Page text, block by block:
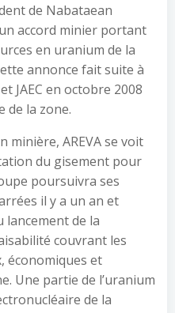
de Nabataean
accord minier portant
en uranium de la
annonce fait suite à
JAEC en octobre 2008
de la zone.
minière, AREVA se voit
du gisement pour
poursuivra ses
il y a un an et
lancement de la
couvrant les
économiques et
Une partie de l’uranium
de la